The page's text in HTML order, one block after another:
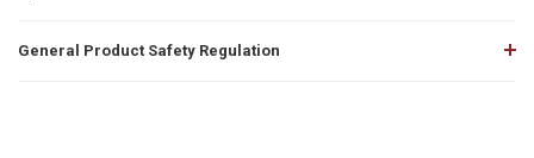
General Product Safety Regulation